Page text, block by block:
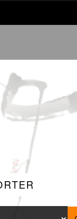
Panier